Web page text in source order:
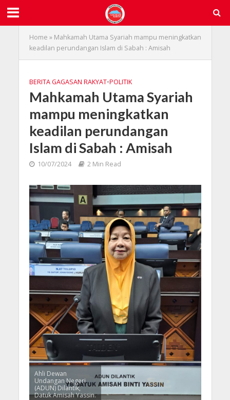
Home » Mahkamah Utama Syariah mampu meningkatkan
keadilan perundangan Islam di Sabah : Amisah
BERITA GAGASAN RAKYAT•POLITIK
Mahkamah Utama Syariah
mampu meningkatkan
keadilan perundangan
Islam di Sabah : Amisah
10/07/2024 2 Min Read
Ahli Dewan
Undangan Negeri
(ADUN) Dilantik,
Datuk Amisah Yassin.